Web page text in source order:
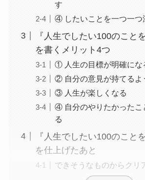
す
④ したいことを一つ一つ
『人生でしたい100のこと
を書くメリット4つ
① 人生の目標が明確にな
② 自分の意見が持てるよ
③ 人生が楽しくなる
④ 自分のやりたかったこ
る
『人生でしたい100のこと
を仕上げたあと
できそうなものからクリ